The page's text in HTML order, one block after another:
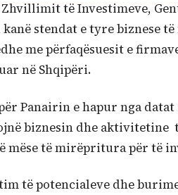
të Investimeve,
stendat e tyre biznese
me përfaqësuesit e
në Shqipëri.
Panairin e hapur nga
biznesin dhe aktivitetine
mëse të mirëpritura për të
të potencialeve dhe